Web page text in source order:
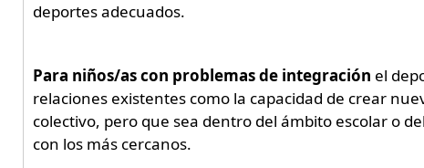
deportes adecuados.
Para niños/as con problemas de integración el
relaciones existentes como la capacidad de crear
colectivo, pero que sea dentro del ámbito escolar o
con los más cercanos.